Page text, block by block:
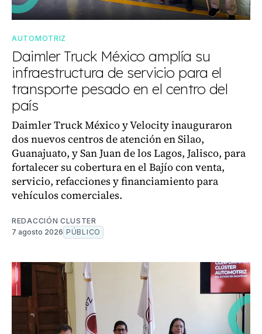
AUTOMOTRIZ
Daimler Truck México amplía su
infraestructura de servicio para el
transporte pesado en el centro del
país
Daimler Truck México y Velocity inauguraron
dos nuevos centros de atención en Silao,
Guanajuato, y San Juan de los Lagos, Jalisco, para
fortalecer su cobertura en el Bajío con venta,
servicio, refacciones y financiamiento para
vehículos comerciales.
REDACCIÓN CLUSTER
7 agosto 2026 PÚBLICO